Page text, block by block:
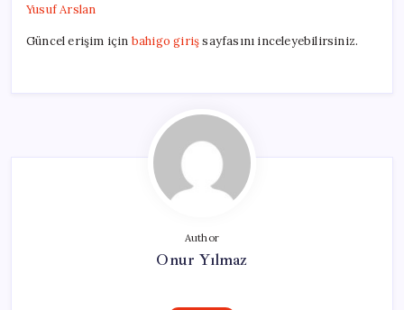
Yusuf Arslan
Güncel erişim için bahigo girişsayfasını inceleyebilirsiniz.
Author
Onur Yılmaz